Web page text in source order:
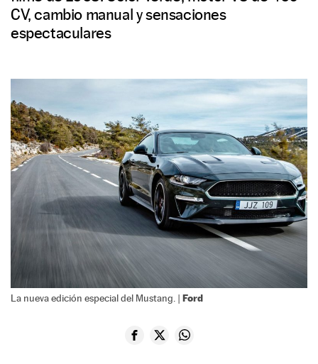
CV, cambio manual y sensaciones
espectaculares
La nueva edición especial del Mustang. | Ford